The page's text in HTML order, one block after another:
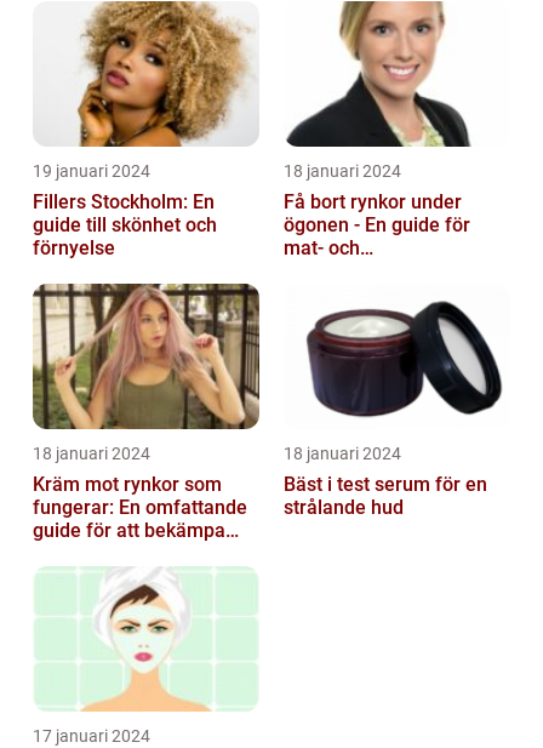
19 januari 2024
Fillers Stockholm: En
guide till skönhet och
förnyelse
18 januari 2024
Få bort rynkor under
ögonen - En guide för
mat- och
18 januari 2024
Kräm mot rynkor som
fungerar: En omfattande
guide för att bekämpa
18 januari 2024
Bäst i test serum för en
strålande hud
17 januari 2024